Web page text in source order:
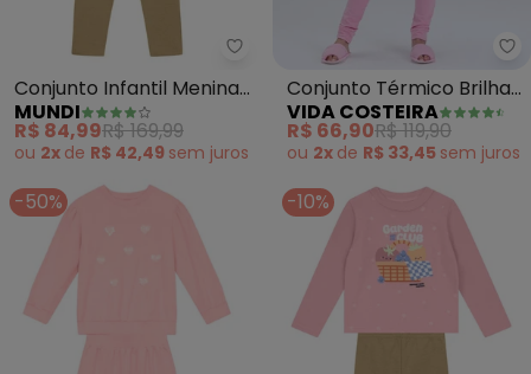
Mundi - Conjunto Infantil
Conjunto Infantil Menina
de Flores (Rosa)
MUNDI
R$ 84,99R$ 169,99
ou 2x de R$ 42,49 sem juros
Conjunto Térmico Brilha
no Love Day (Rosa)
VIDA COSTEIRA
R$ 66,90R$ 119,90
ou 2x de R$ 33,45 sem juros
-50% -10%